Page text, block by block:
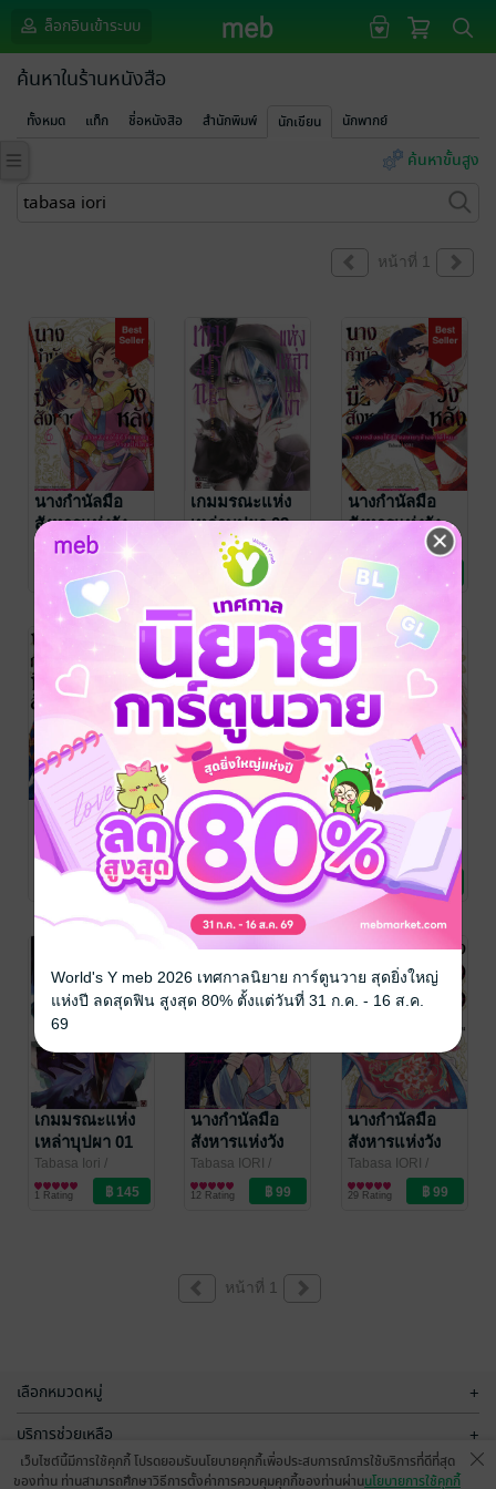
ล็อกอินเข้าระบบ
ค้นหาในร้านหนังสือ
ทั้งหมด แท็ก ชื่อหนังสือ สำนักพิมพ์ นักเขียน นักพากย์
ค้นหาขั้นสูง
หน้าที่ 1
นางกำนัลมือ
สังหารแห่งวัง
หลัง ~ฮวาหลิง
ขอใช้ชีวิต
สบายๆ บ้างจะ
ได้ไหม~ เล่ม 06
Tabasa IORI
Siam Inter Comics
การ์ตูนทั่วไป
9 Rating
เกมมรณะแห่ง
เหล่าบุปผา 03
(จบ)
Tabasa Iori/
LUCKPIM
Publishing
การ์ตูนทั่วไป
1 Rating
นางกำนัลมือ
สังหารแห่งวัง
หลัง ~ฮวาหลิง
ขอใช้ชีวิต
สบายๆ บ้างจะ
ได้ไหม~ เล่ม 05
Tabasa IORI
/
Siam Inter Comics
การ์ตูนทั่วไป
13 Rating
นางกำนัลมือ
สังหารแห่งวัง
หลัง ~ฮวาหลิง
ขอใช้ชีวิต
สบายๆ บ้างจะ
ได้ไหม~ เล่ม 04
Tabasa IORI/
Siam Inter Comics
การ์ตูนทั่วไป
เกมมรณะแห่ง
เหล่าบุปผา 02
Tabasa Iori
LUCKPIM
Publishing
การ์ตูนทั่วไป
1 Rating
นางกำนัลมือ
สังหารแห่งวัง
หลัง ~ฮวาหลิง
ขอใช้ชีวิต
สบายๆ บ้างจะ
ได้ไหม~ เล่ม 03
Tabasa IORI
Siam Inter Comics
การ์ตูนทั่วไป
17 Rating
เกมมรณะแห่ง
เหล่าบุปผา 01
Tabasa Iori /
LUCKPIM
Publishing
การ์ตูนทั่วไป
1 Rating
นางกำนัลมือ
สังหารแห่งวัง
หลัง ~ฮวาหลิง
ขอใช้ชีวิต
สบายๆ บ้างจะ
Tabasa IORI /
Siam Inter Comics
การ์ตูนทั่วไป
12 Rating
นางกำนัลมือ
สังหารแห่งวัง
หลัง ~ฮวาหลิง
ขอใช้ชีวิต
สบายๆ บ้างจะ
Tabasa IORI /
Siam Inter Comics
การ์ตูนทั่วไป
29 Rating
หน้าที่ 1
เลือกหมวดหมู่ +
บริการช่วยเหลือ +
เกี่ยวกับเรา
เว็บไซต์นี้มีการใช้คุกกี้ โปรดยอมรับนโยบายคุกกี้เพื่อประสบการณ์การใช้บริการที่ดีที่สุด
ของท่าน ท่านสามารถศึกษาวิธีการตั้งค่าการควบคุมคุกกี้ของท่านผ่านนโยบายการใช้คุกกี้
World's Y meb 2026 เทศกาลนิยาย การ์ตูนวาย สุดยิ่งใหญ่
แห่งปี ลดสุดฟิน สูงสุด 80% ตั้งแต่วันที่ 31 ก.ค. - 16 ส.ค.
69